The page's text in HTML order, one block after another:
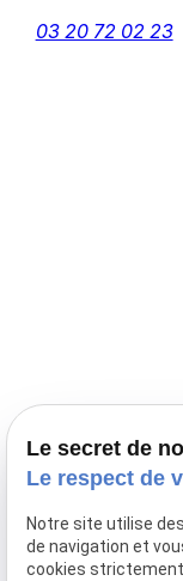
03 20 72 02 23
Accueil
Traiteur
Location
Le secret de
Le respect de
Notre site utilise
de navigation et
cookies